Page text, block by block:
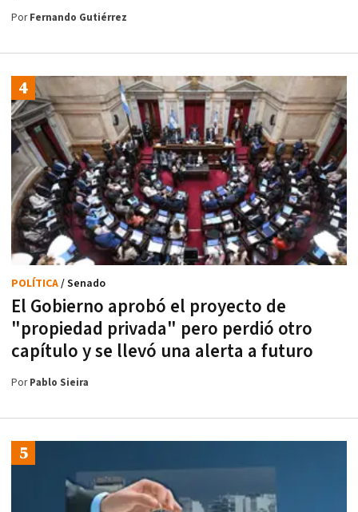
PorFernando Gutiérrez
El Gobierno aprobó el proyecto de
"propiedad privada" pero perdió otro
capítulo y se llevó una alerta a futuro
POLÍTICA/ Senado
PorPablo Sieira